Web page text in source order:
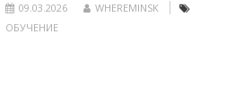
09.03.2026
WHEREMINSK
ОБУЧЕНИЕ